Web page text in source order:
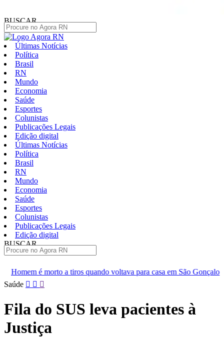
BUSCAR
Últimas Notícias
Política
Brasil
RN
Mundo
Economia
Saúde
Esportes
Colunistas
Publicações Legais
Edição digital
Últimas Notícias
Política
Brasil
RN
Mundo
Economia
Saúde
Esportes
Colunistas
Publicações Legais
Edição digital
BUSCAR
quando voltava para casa em São Gonçalo
Operação
Pular
conteúdo
Saúde
Fila do SUS leva pacientes à
Justiça